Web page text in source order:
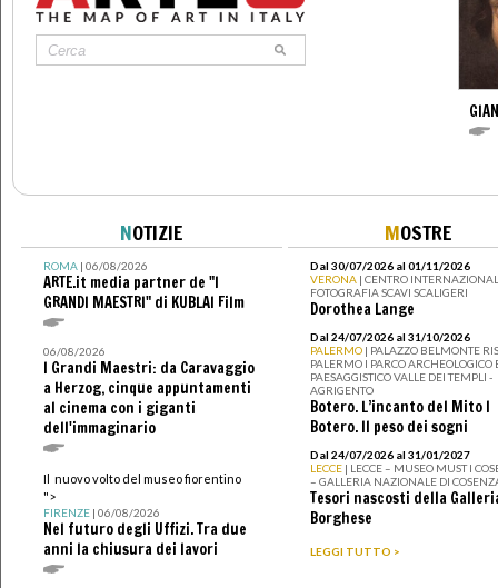
NOTIZIE
ROMA| 06/08/2026
ARTE.it media partner de "I
GRANDI MAESTRI" di KUBLAI Film
06/08/2026
I Grandi Maestri: da Caravaggio
a Herzog, cinque appuntamenti
al cinema con i giganti
dell'immaginario
Il nuovo volto del museo fiorentino
">
FIRENZE| 06/08/2026
Nel futuro degli Uffizi. Tra due
anni la chiusura dei lavori
MOSTRE
Dal 30/07/2026 al 01/11/2026
VERONA | CENTRO
FOTOGRAFIA SCAVI SCALIGERI
Dorothea Lange
Dal 24/07/2026 al 31/10/2026
PALERMO | PALAZZO BELMONTE
PALERMO I PARCO ARCHEOLOGICO
PAESAGGISTICO VALLE DEI TEMPLI -
AGRIGENTO
Botero. L’incanto del Mito I
Botero. Il peso dei sogni
Dal 24/07/2026 al 31/01/2027
LECCE | LECCE – MUSEO MUST I
– GALLERIA NAZIONALE DI
Tesori nascosti della
Borghese
LEGGI TUTTO >